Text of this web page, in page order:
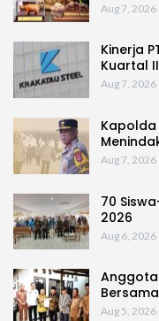
Aug 7, 2026
Kinerja
Kuartal
Aug 7, 2026
Kapolda
Aug 7, 2026
70
2026
Aug 6, 2026
Anggota
Aug 5, 2026